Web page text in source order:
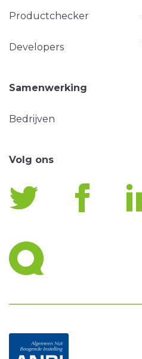
Productchecker
Developers
Samenwerking
Bedrijven
Volg ons